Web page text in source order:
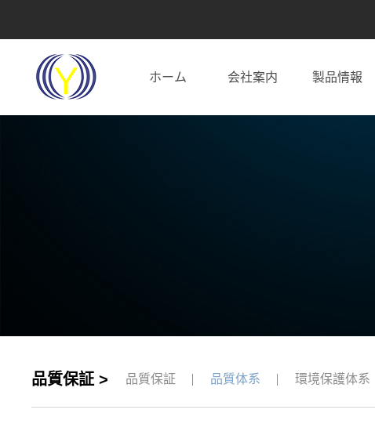
ホーム 会社案内 製品情報
品質保証 > 品質保証 品質体系 環境保護体系